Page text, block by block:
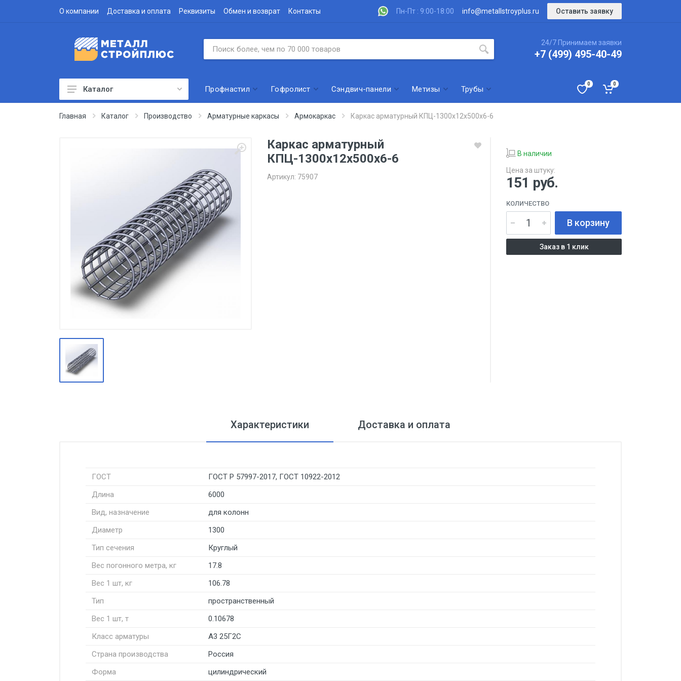
О компании Доставка и оплата Реквизиты Обмен и возврат Контакты Пн-Пт : 9:00-18:00 info@metallstroyplus.ru Оставить заявку
24/7 Принимаем заявки
+7 (499) 495-40-49
Профнастил
Производство
Штакетник
Черный металлопрокат
Нержавеющий металлопрокат
метизы
Оцинкованный металлопрокат
Запорная арматура
Каталог Профнастил Гофролист Сэндвич-панели Метизы Трубы
0 0
Главная Каталог Производство Арматурные каркасы Армокаркас Каркас арматурный КПЦ-1300х12х500х6-6
Каркас арматурный
КПЦ-1300х12х500х6-6
Артикул: 75907
В наличии
Цена за штуку:
151 руб.
КОЛИЧЕСТВО
В корзину
Заказ в 1 клик
Характеристики Доставка и оплата
ГОСТ
ГОСТ Р 57997-2017, ГОСТ 10922-2012
Длина
6000
Вид, назначение
для колонн
Диаметр
1300
Тип сечения
Круглый
Вес погонного метра, кг
17.8
Вес 1 шт, кг
106.78
Тип
пространственный
Вес 1 шт, т
0.10678
Класс арматуры
А3 25Г2С
Страна производства
Россия
Форма
цилиндрический